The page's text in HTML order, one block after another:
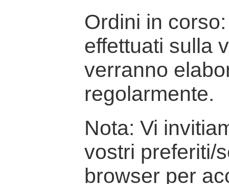
Ordini in
effettuati sulla
verranno
regolarmente.
Nota: Vi
vostri preferiti/
browser per